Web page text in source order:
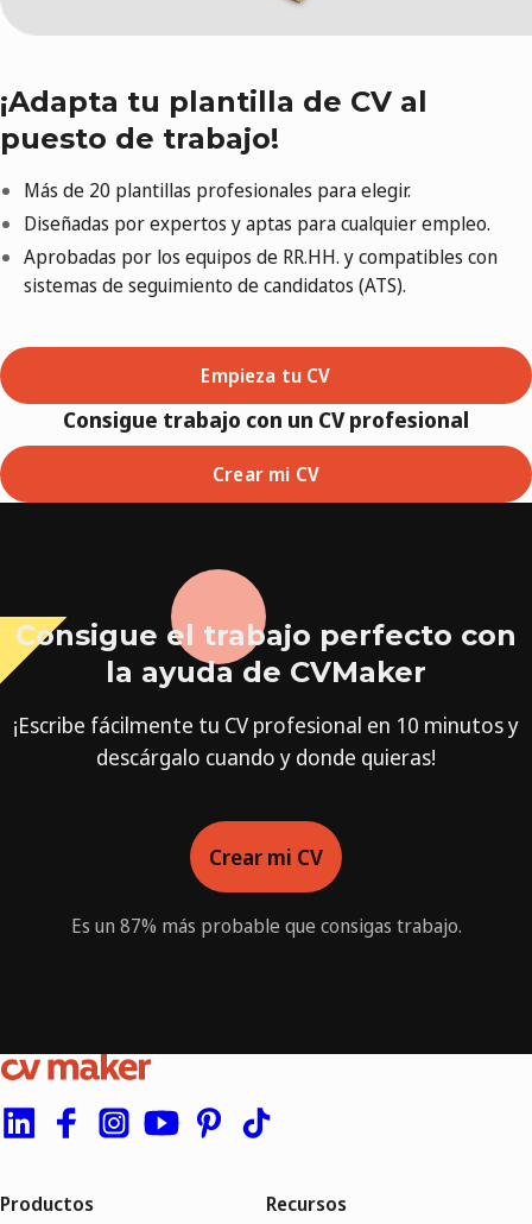
¡Adapta tu plantilla de CV al
puesto de trabajo!
Más de 20 plantillas profesionales para elegir.
Diseñadas por expertos y aptas para cualquier empleo.
Aprobadas por los equipos de RR.HH. y compatibles con
sistemas de seguimiento de candidatos (ATS).
Empieza tu CV
Consigue trabajo con un CV profesional
Crear mi CV
Consigue el trabajo perfecto con
la ayuda de CVMaker
¡Escribe fácilmente tu CV profesional en 10 minutos y
descárgalo cuando y donde quieras!
Crear mi CV
Es un 87% más probable que consigas trabajo.
Productos Recursos